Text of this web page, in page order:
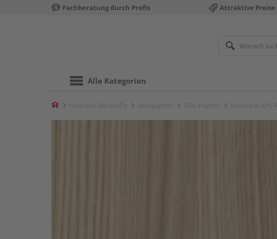
Fachberatung durch Profis Attraktive Preise
Alle Kategorien
Home